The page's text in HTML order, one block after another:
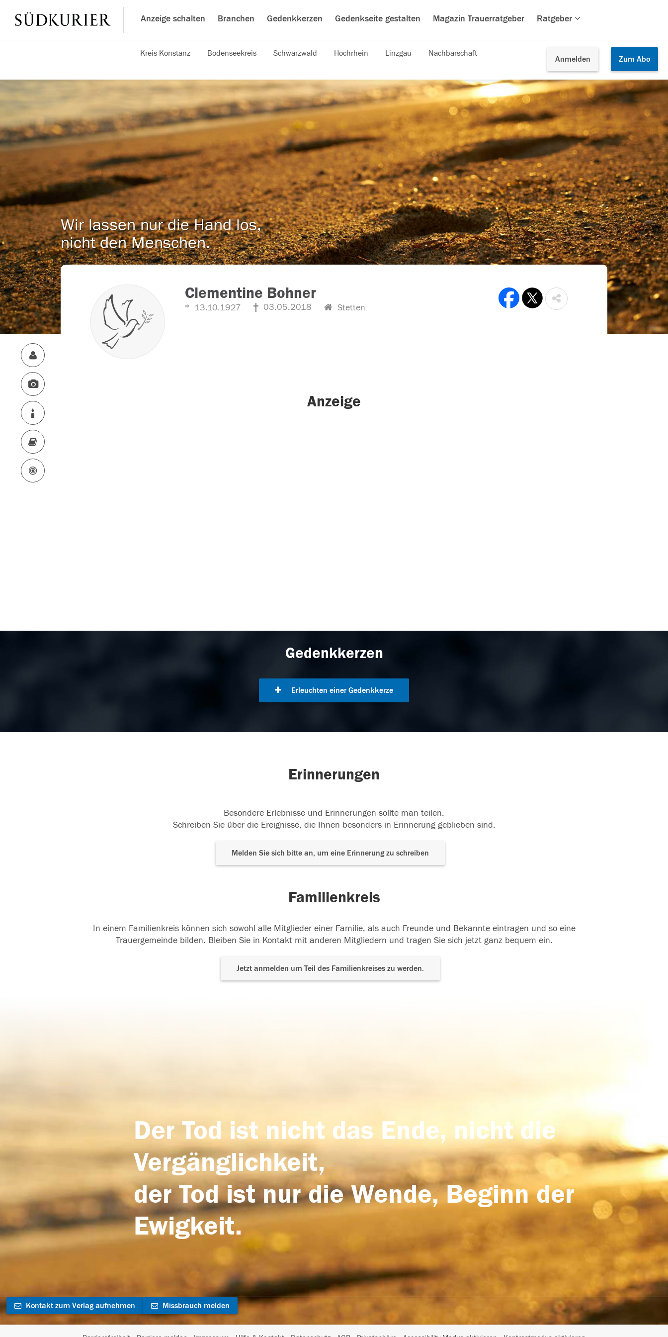
Anzeige schalten Branchen Gedenkkerzen Gedenkseite gestalten Magazin Trauerratgeber Ratgeber
Anmelden Zum Abo
Kreis Konstanz Bodenseekreis Schwarzwald Hochrhein Linzgau Nachbarschaft
Wir lassen nur die Hand los,
nicht den Menschen.
Clementine Bohner
13.10.1927 03.05.2018 Stetten
Anzeige
Gedenkkerzen
Erleuchten einer Gedenkkerze
Erinnerungen
Besondere Erlebnisse und Erinnerungen sollte man teilen.
Schreiben Sie über die Ereignisse, die Ihnen besonders in Erinnerung geblieben sind.
Melden Sie sich bitte an, um eine Erinnerung zu schreiben
Familienkreis
In einem Familienkreis können sich sowohl alle Mitglieder einer Familie, als auch Freunde und Bekannte eintragen und so eine
Trauergemeinde bilden. Bleiben Sie in Kontakt mit anderen Mitgliedern und tragen Sie sich jetzt ganz bequem ein.
Jetzt anmelden um Teil des Familienkreises zu werden.
Der Tod ist nicht das Ende, nicht die
Vergänglichkeit,
der Tod ist nur die Wende, Beginn der
Ewigkeit.
Kontakt zum Verlag aufnehmen Missbrauch melden